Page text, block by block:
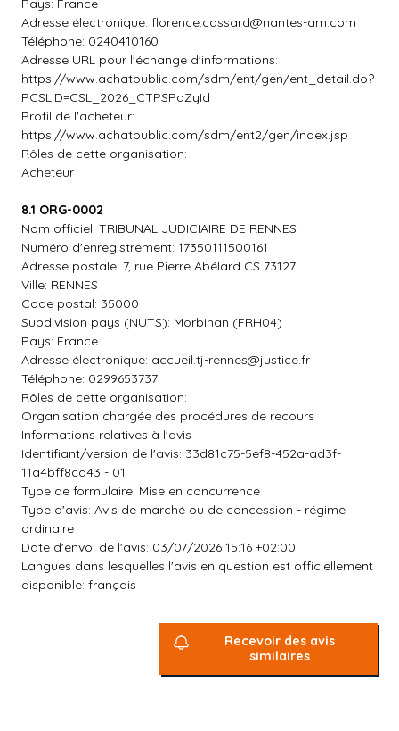
Pays: France
Adresse électronique: florence.cassard@nantes-am.com
Téléphone: 0240410160
Adresse URL pour l'échange d'informations:
https://www.achatpublic.com/sdm/ent/gen/ent_detail.do?
PCSLID=CSL_2026_CTPSPqZyId
Profil de l'acheteur:
https://www.achatpublic.com/sdm/ent2/gen/index.jsp
Rôles de cette organisation:
Acheteur
8.1 ORG-0002
Nom officiel: TRIBUNAL JUDICIAIRE DE RENNES
Numéro d'enregistrement: 17350111500161
Adresse postale: 7, rue Pierre Abélard CS 73127
Ville: RENNES
Code postal: 35000
Subdivision pays (NUTS): Morbihan (FRH04)
Pays: France
Adresse électronique: accueil.tj-rennes@justice.fr
Téléphone: 0299653737
Rôles de cette organisation:
Organisation chargée des procédures de recours
Informations relatives à l'avis
Identifiant/version de l'avis: 33d81c75-5ef8-452a-ad3f-
11a4bff8ca43 - 01
Type de formulaire: Mise en concurrence
Type d'avis: Avis de marché ou de concession - régime
ordinaire
Date d'envoi de l'avis: 03/07/2026 15:16 +02:00
Langues dans lesquelles l'avis en question est officiellement
disponible: français
Recevoir des avis
similaires